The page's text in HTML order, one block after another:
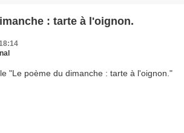
: tarte à l'oignon.